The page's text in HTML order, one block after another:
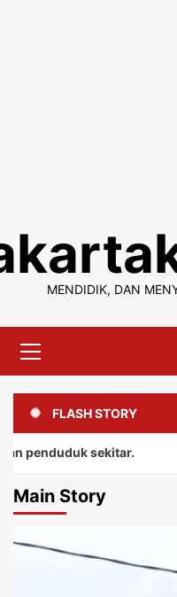
content
MENDIDIK, DAN
Menu
FLASH STORY
sekitar.
Main Story